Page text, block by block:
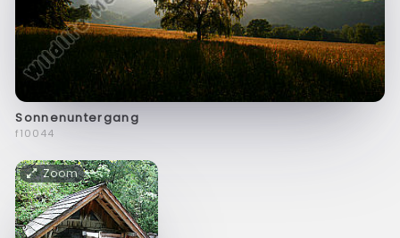
Sonnenuntergang
f10044
Zoom